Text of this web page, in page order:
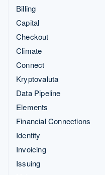
Billing
Capital
Checkout
Climate
Connect
Kryptovaluta
Data Pipeline
Elements
Financial Connections
Identity
Invoicing
Issuing